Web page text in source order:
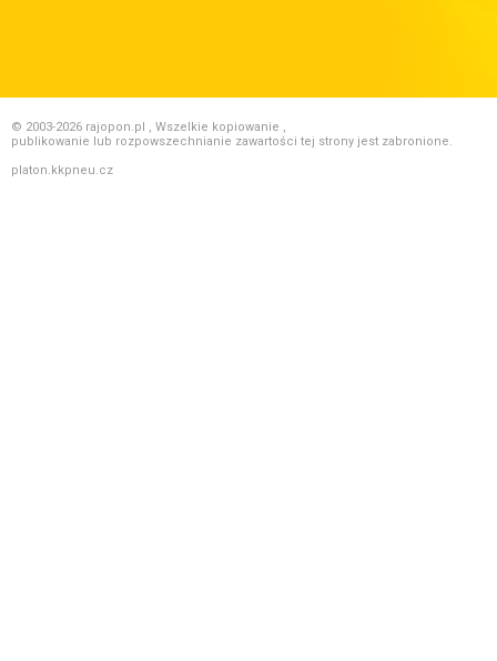
© 2003-2026 rajopon.pl , Wszelkie kopiowanie ,
publikowanie lub rozpowszechnianie zawartości tej strony jest zabronione.
platon.kkpneu.cz